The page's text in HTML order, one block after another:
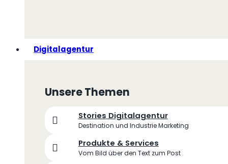
Digitalagentur
Unsere Themen
Stories Digitalagentur
Destination und Industrie Marketing
Produkte & Services
Vom Bild über den Text zum Post